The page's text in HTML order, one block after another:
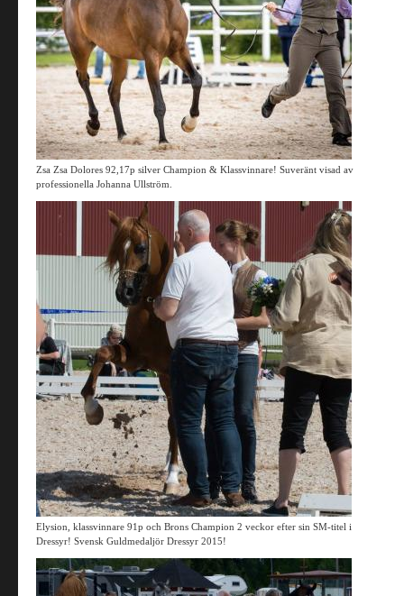
Zsa Zsa Dolores 92,17p silver Champion & Klassvinnare! Suveränt visad av
professionella Johanna Ullström.
Elysion, klassvinnare 91p och Brons Champion 2 veckor efter sin SM-titel i
Dressyr! Svensk Guldmedaljör Dressyr 2015!